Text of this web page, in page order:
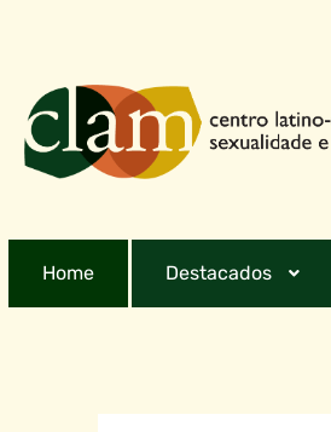
Home Destacados